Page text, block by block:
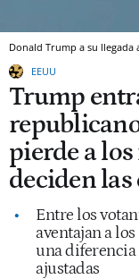
Donald Trump a su llegada
EEUU
Trump
pierde a
deciden las
Entre los
aventajan a
una diferencia
ajustadas